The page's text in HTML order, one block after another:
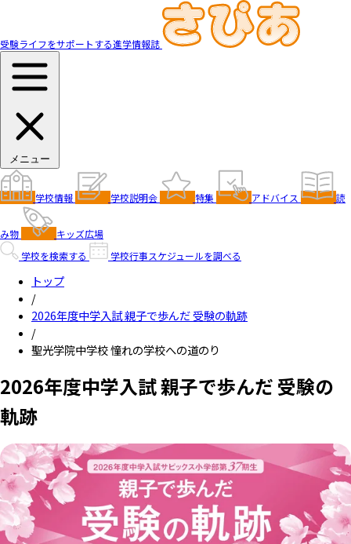
受験ライフをサポートする進学情報誌
メニュー
学校情報 学校説明会 特集 アドバイス 読
み物
キッズ広場
学校を検索する
学校行事スケジュールを調べる
トップ
/
2026年度中学入試 親子で歩んだ 受験の軌跡
/
聖光学院中学校 憧れの学校への道のり
2026年度中学入試 親子で歩んだ 受験の
軌跡